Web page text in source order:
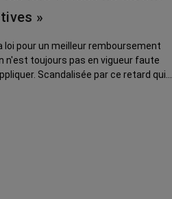
»
loi pour un meilleur remboursement
n'est toujours pas en vigueur faute
Scandalisée par ce retard qui
Interview.